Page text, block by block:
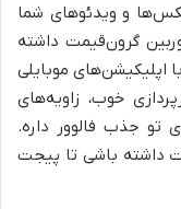
و ویدئوهای شما
گرون‌قیمت داشته
اپلیکیشن‌های موبایلی
خوب، زاویه‌های
تو جذب فالوور داره.
داشته باشی تا پیجت